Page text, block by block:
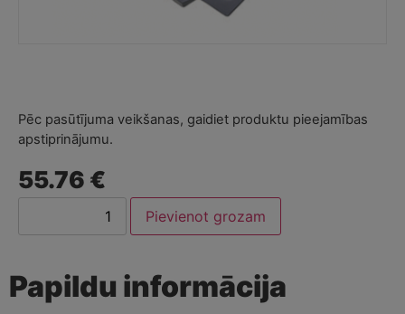
Pēc pasūtījuma veikšanas, gaidiet produktu pieejamības
apstiprinājumu.
55.76 €
Pievienot grozam
Papildu informācija